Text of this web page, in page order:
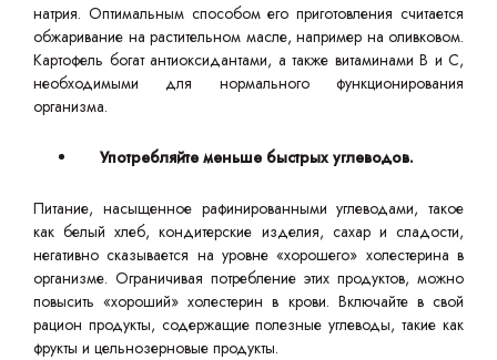
натрия. Оптимальным способом его приготовления считается
обжаривание на растительном масле, например на оливковом.
Картофель богат антиоксидантами, а также витаминами В и С,
необходимыми для нормального функционирования
организма.
Употребляйте меньше быстрых углеводов.
Питание, насыщенное рафинированными углеводами, такое
как белый хлеб, кондитерские изделия, сахар и сладости,
негативно сказывается на уровне «хорошего» холестерина в
организме. Ограничивая потребление этих продуктов, можно
повысить «хороший» холестерин в крови. Включайте в свой
рацион продукты, содержащие полезные углеводы, такие как
фрукты и цельнозерновые продукты.